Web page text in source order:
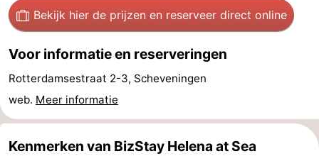
minutes
Strand
&
doen
Bezienswaardigheden
-
Musea
-
Bekijk hier de prijzen en reserveer direct online
Voor informatie en reserveringen
Rotterdamsestraat 2-3, Scheveningen
web. Meer informatie
Kenmerken van BizStay Helena at Sea